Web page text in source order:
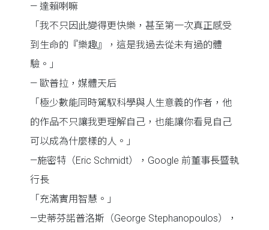
— 達賴喇嘛
「我不只因此變得更快樂，甚至第一次真正感受
到生命的『樂趣』，這是我過去從未有過的體
驗。」
— 歐普拉，媒體天后
「極少數能同時駕馭科學與人生意義的作者，他
的作品不只讓我更理解自己，也能讓你看見自己
可以成為什麼樣的人。」
—施密特（Eric Schmidt），Google 前董事長暨執
行長
「充滿實用智慧。」
—史蒂芬諾普洛斯（George Stephanopoulos），